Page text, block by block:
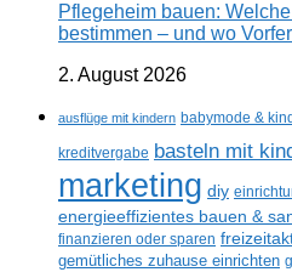
Pflegeheim bauen:
bestimmen – und wo
2. August 2026
ausflüge mit kindern babymode &
kreditvergabe basteln mit
marketing diy
energieeffizientes bauen &
finanzieren oder sparen
gemütliches zuhause einrichten